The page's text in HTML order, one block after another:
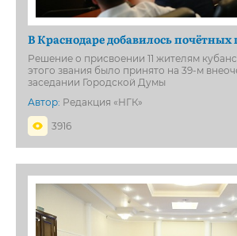
В Краснодаре добавилось почётных
Решение о присвоении 11 жителям
этого звания было принято на 39-м
заседании Городской Думы
Автор: Редакция «НГК»
3916